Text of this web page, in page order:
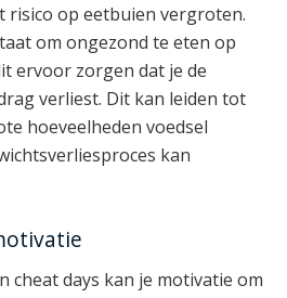
risico op eetbuien vergroten.
om ongezond te eten op
ervoor zorgen dat je de
verliest. Dit kan leiden tot
hoeveelheden voedsel
kan
cheat days kan je motivatie om